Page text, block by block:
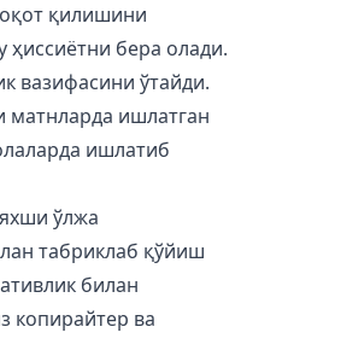
қилишини
бера олади.
вазифасини ўтайди.
матнларда ишлатган
ишлатиб
ўлжа
табриклаб қўйиш
билан
копирайтер ва